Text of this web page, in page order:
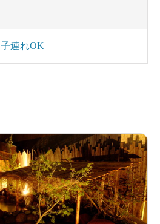
子連れOK